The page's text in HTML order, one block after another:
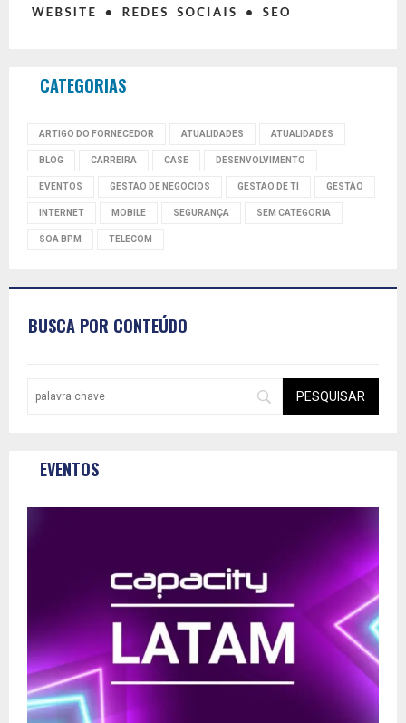
CATEGORIAS
ARTIGO DO FORNECEDOR ATUALIDADES ATUALIDADES
BLOG CARREIRA CASE DESENVOLVIMENTO
EVENTOS GESTAO DE NEGOCIOS GESTAO DE TI GESTÃO
INTERNET MOBILE SEGURANÇA SEM CATEGORIA
SOA BPM TELECOM
BUSCA POR CONTEÚDO
EVENTOS